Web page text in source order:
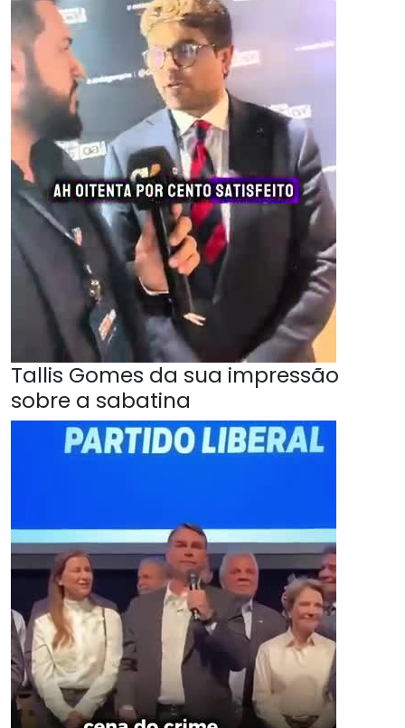
Tallis Gomes da sua impressão
sobre a sabatina